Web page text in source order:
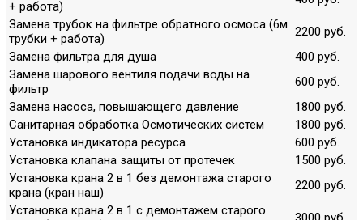
+ работа)
Замена трубок на фильтре обратного осмоса (6м
трубки + работа)
2200 руб.
Замена фильтра для душа
400 руб.
Замена шарового вентиля подачи воды на
фильтр
600 руб.
Замена насоса, повышающего давление
1800 руб.
Санитарная обработка Осмотических систем
1800 руб.
Установка индикатора ресурса
600 руб.
Установка клапана защиты от протечек
1500 руб.
Установка крана 2 в 1 без демонтажа старого
крана (кран наш)
2200 руб.
Установка крана 2 в 1 с демонтажем старого